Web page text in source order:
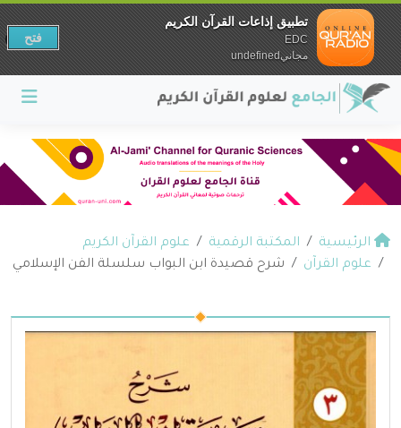
الرئيسية المكتبة الرقمية
علوم القرآن الكريم
علوم القرآن
شرح قصيدة ابن البواب سلسلة الفن الإسلامي
تطبيق إذاعات القرآن الكريم
EDC
مجانيundefined
فتح